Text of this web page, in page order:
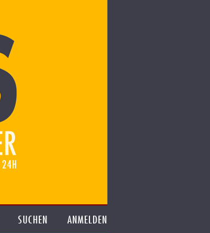
SUCHEN ANMELDEN